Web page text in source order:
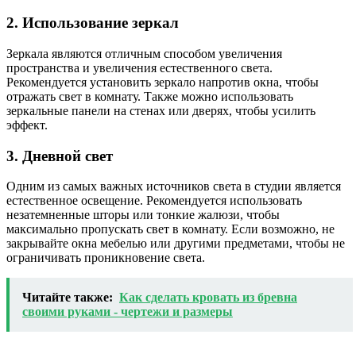
2. Использование зеркал
Зеркала являются отличным способом увеличения
пространства и увеличения естественного света.
Рекомендуется установить зеркало напротив окна, чтобы
отражать свет в комнату. Также можно использовать
зеркальные панели на стенах или дверях, чтобы усилить
эффект.
3. Дневной свет
Одним из самых важных источников света в студии является
естественное освещение. Рекомендуется использовать
незатемненные шторы или тонкие жалюзи, чтобы
максимально пропускать свет в комнату. Если возможно, не
закрывайте окна мебелью или другими предметами, чтобы не
ограничивать проникновение света.
Читайте также: Как сделать кровать из бревна
своими руками - чертежи и размеры